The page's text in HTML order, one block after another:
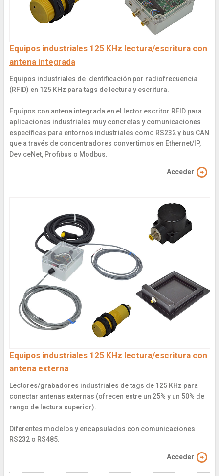
Equipos industriales 125 KHz lectura/escritura con
antena integrada
Equipos industriales de identificación por radiofrecuencia
(RFID) en 125 KHz para tags de lectura y escritura.
Equipos con antena integrada en el lector escritor RFID para
aplicaciones industriales muy concretas y comunicaciones
específicas para entornos industriales como RS232 y bus CAN
que a través de concentradores convertimos en Ethernet/IP,
DeviceNet, Profibus o Modbus.
Acceder
Equipos industriales 125 KHz lectura/escritura con
antena externa
Lectores/grabadores industriales de tags de 125 KHz para
conectar antenas externas (ofrecen entre un 25% y un 50% de
rango de lectura superior).
Diferentes modelos y encapsulados con comunicaciones
RS232 o RS485.
Acceder